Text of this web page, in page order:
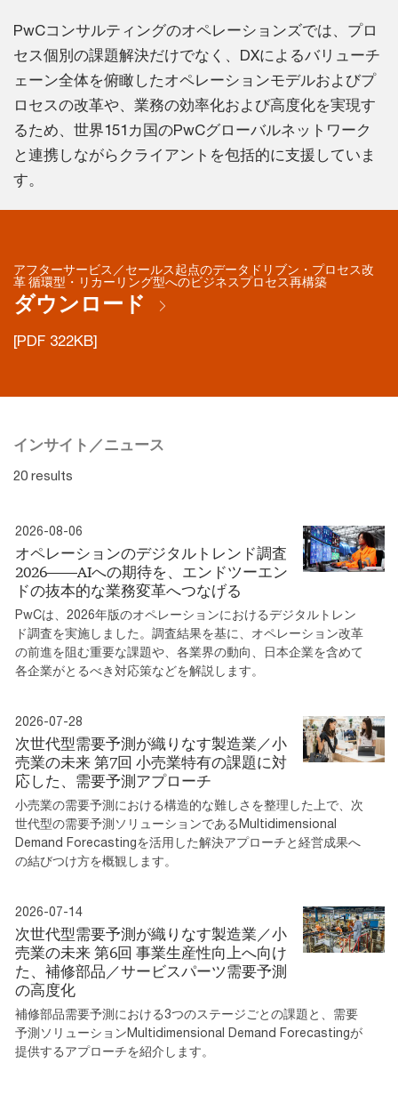
PwCコンサルティングのオペレーションズでは、プロ
セス個別の課題解決だけでなく、DXによるバリューチ
ェーン全体を俯瞰したオペレーションモデルおよびプ
ロセスの改革や、業務の効率化および高度化を実現す
るため、世界151カ国のPwCグローバルネットワーク
と連携しながらクライアントを包括的に支援していま
す。
アフターサービス／セールス起点のデータドリブン・プロセス改
革 循環型・リカーリング型へのビジネスプロセス再構築
ダウンロード
[PDF 322KB]
インサイト／ニュース
20 results
2026-08-06
オペレーションのデジタルトレンド調査
2026――AIへの期待を、エンドツーエン
ドの抜本的な業務変革へつなげる
PwCは、2026年版のオペレーションにおけるデジタルトレン
ド調査を実施しました。調査結果を基に、オペレーション改革
の前進を阻む重要な課題や、各業界の動向、日本企業を含めて
各企業がとるべき対応策などを解説します。
2026-07-28
次世代型需要予測が織りなす製造業／小
売業の未来 第7回 小売業特有の課題に対
応した、需要予測アプローチ
小売業の需要予測における構造的な難しさを整理した上で、次
世代型の需要予測ソリューションであるMultidimensional
Demand Forecastingを活用した解決アプローチと経営成果へ
の結びつけ方を概観します。
2026-07-14
次世代型需要予測が織りなす製造業／小
売業の未来 第6回 事業生産性向上へ向け
た、補修部品／サービスパーツ需要予測
の高度化
補修部品需要予測における3つのステージごとの課題と、需要
予測ソリューションMultidimensional Demand Forecastingが
提供するアプローチを紹介します。